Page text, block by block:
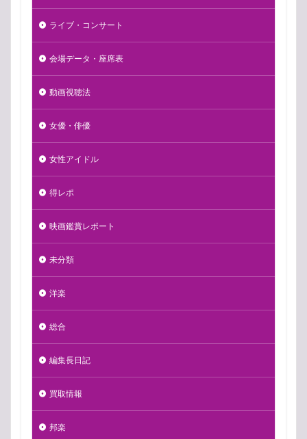
ライブ・コンサート
会場データ・座席表
動画視聴法
女優・俳優
女性アイドル
得レポ
映画鑑賞レポート
未分類
洋楽
総合
編集長日記
買取情報
邦楽